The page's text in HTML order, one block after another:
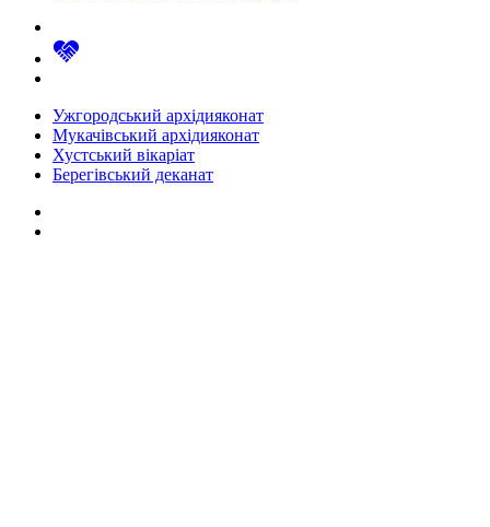
Ужгородський архідияконат
Мукачівський архідияконат
Хустський вікаріат
Берегівський деканат